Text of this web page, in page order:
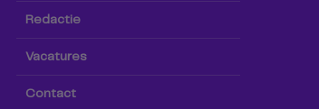
Redactie
Vacatures
Contact